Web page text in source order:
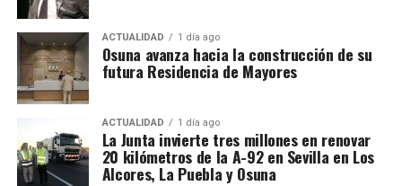
ACTUALIDAD 1 día ago
Osuna avanza hacia la construcción de su
futura Residencia de Mayores
ACTUALIDAD 1 día ago
La Junta invierte tres millones en renovar
20 kilómetros de la A-92 en Sevilla en Los
Alcores, La Puebla y Osuna